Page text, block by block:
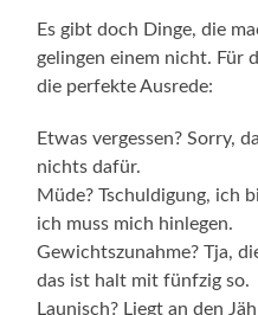
Es gibt doch Dinge, die
gelingen einem nicht. Für
die perfekte Ausrede:
Etwas vergessen? Sorry,
nichts dafür.
Müde? Tschuldigung, ich
ich muss mich hinlegen.
Gewichtszunahme? Tja,
das ist halt mit fünfzig so.
Launisch? Liegt an den